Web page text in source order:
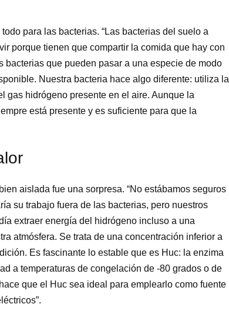
para las bacterias. “Las bacterias del suelo a
porque tienen que compartir la comida que hay con
bacterias que pueden pasar a una especie de modo
Nuestra bacteria hace algo diferente: utiliza la
gas hidrógeno presente en el aire. Aunque la
está presente y es suficiente para que la
aislada fue una sorpresa. “No estábamos seguros
su trabajo fuera de las bacterias, pero nuestros
extraer energía del hidrógeno incluso a una
atmósfera. Se trata de una concentración inferior a
Es fascinante lo estable que es Huc: la enzima
a temperaturas de congelación de -80 grados o de
que el Huc sea ideal para emplearlo como fuente